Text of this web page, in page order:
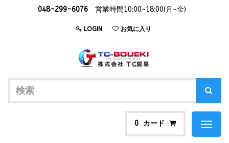
048-299-6076 営業時間10:00~18:00(月~金)
LOGIN お気に入り
0 カード
Toggle